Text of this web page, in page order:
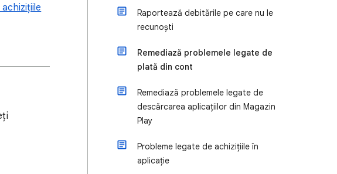
Raportează debitările pe care nu le
recunoști
Remediază problemele legate de
plată din cont
Remediază problemele legate de
descărcarea aplicațiilor din Magazin
Play
Probleme legate de achizițiile în
aplicație